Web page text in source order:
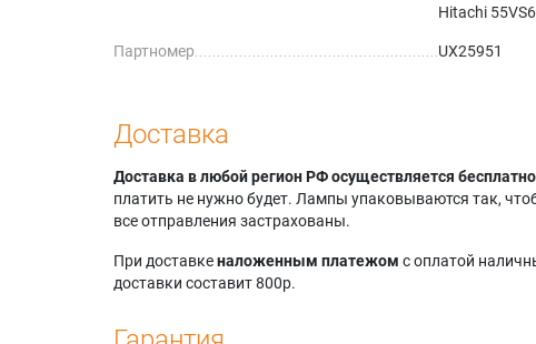
Hitachi
Партномер UX25951
Доставка
Доставка в любой регион РФ осуществляется
платить не нужно будет. Лампы упаковываются так,
все отправления застрахованы.
При доставкеналоженным платежом с оплатой
доставки составит 800р.